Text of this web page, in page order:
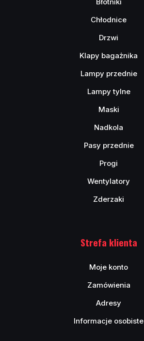
Chłodnice
Drzwi
Klapy bagażnika
Lampy przednie
Lampy tylne
Maski
Nadkola
Pasy przednie
Progi
Wentylatory
Zderzaki
Strefa klienta
Moje konto
Zamówienia
Adresy
Informacje osobiste